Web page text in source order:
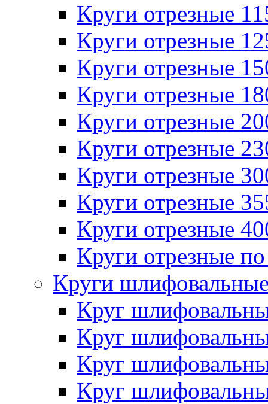
Круги отрезные
Круги отрезные
Круги отрезные
Круги отрезные
Круги отрезные
Круги отрезные
Круги отрезные
Круги отрезные
Круги отрезные
Круги отрезные
Круги
Круг
Круг
Круг
Круг